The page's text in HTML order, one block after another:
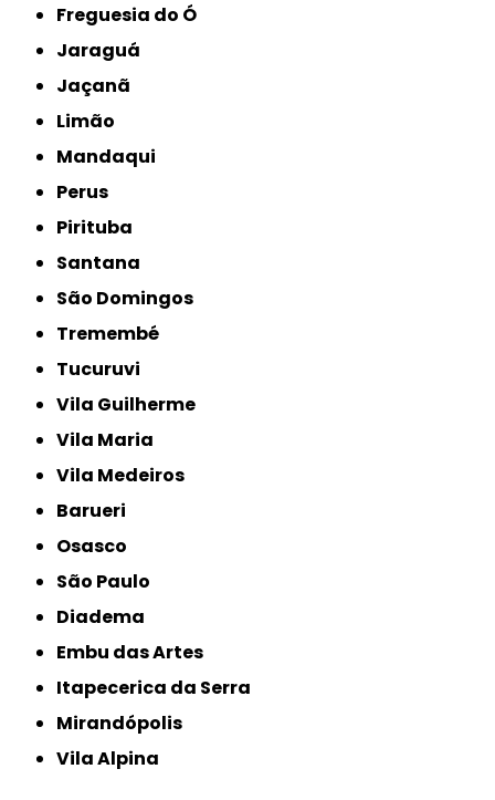
Freguesia do Ó
Jaraguá
Jaçanã
Limão
Mandaqui
Perus
Pirituba
Santana
São Domingos
Tremembé
Tucuruvi
Vila Guilherme
Vila Maria
Vila Medeiros
Barueri
Osasco
São Paulo
Diadema
Embu das Artes
Itapecerica da Serra
Mirandópolis
Vila Alpina